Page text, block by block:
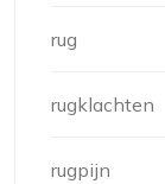
rug
rugklachten
rugpijn